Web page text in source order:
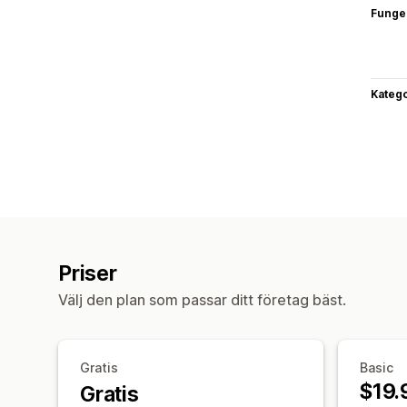
Priser
Välj den plan som passar ditt företag bäst.
Gratis
Gratis
Basic